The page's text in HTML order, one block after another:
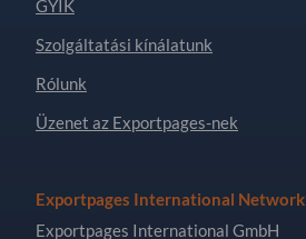
GYIK
Szolgáltatási kínálatunk
Rólunk
Üzenet az Exportpages-nek
Exportpages International Network
Exportpages International GmbH